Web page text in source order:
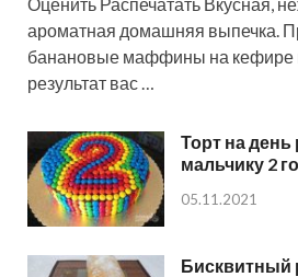
Оценить Распечатать Вкусная,
ароматная домашняя выпечка.
банановые маффины на кефире
результат вас …
Торт на
мальчику 2
05.11.2021
Бисквитный